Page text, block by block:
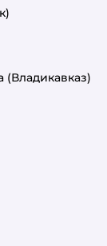
(Владикавказ)